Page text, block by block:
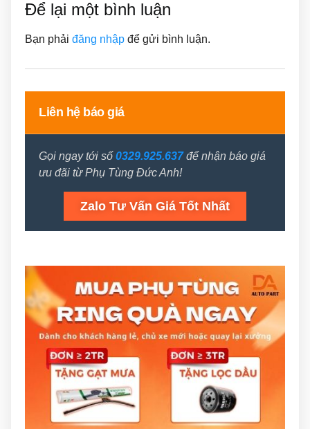
Để lại một bình luận
Bạn phải đăng nhập để gửi bình luận.
Liên hệ báo giá
Gọi ngay tới số 0329.925.637để nhận báo giá
ưu đãi từ Phụ Tùng Đức Anh!
Zalo Tư Vấn Giá Tốt Nhất